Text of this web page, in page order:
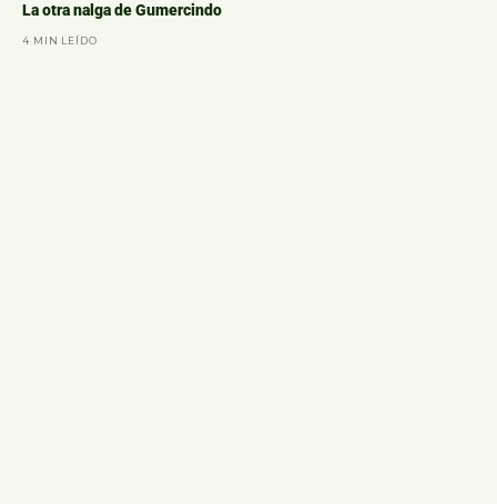
La otra nalga de Gumercindo
4 MIN LEÍDO